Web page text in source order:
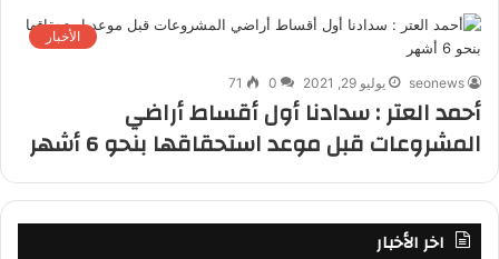
الأخبار
seonews يوليو 29, 2021 0
71
أحمد العتر : سدادنا أول أقساط أراضي
المشروعات قبل موعد استحقاقها بنحو 6 أشهر
اخر الأخبار